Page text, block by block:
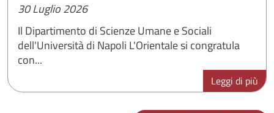
30 Luglio 2026
Il Dipartimento di Scienze Umane e Sociali
dell'Università di Napoli L'Orientale si congratula
con...
Leggi di più